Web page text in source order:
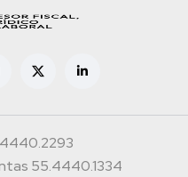
55.4440.1334